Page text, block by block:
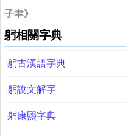
子聿》
躬相關字典
躬古漢語字典
躬說文解字
躬康熙字典